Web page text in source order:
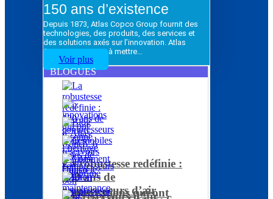
150 ans d’existence
Depuis 1873, Atlas Copco Group fournit des
technologies, des produits, des services et
des solutions axés sur l’innovation. Atlas
Copco Group vise à mettre…
Voir plus
BLOGUES
La robustesse redéfinie :
120 ans de
compresseurs d’air
5 innovations qui ont